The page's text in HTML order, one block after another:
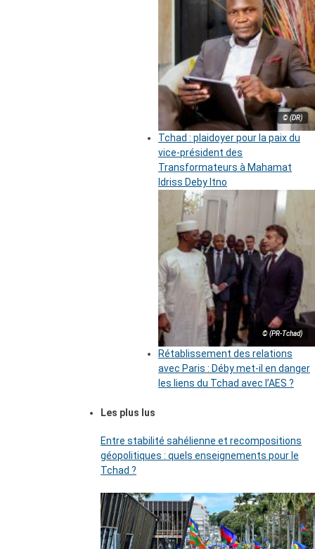
© (DR)
Tchad : plaidoyer pour la paix du
vice-président des
Transformateurs à Mahamat
Idriss Deby Itno
© (PR-Tchad)
Rétablissement des relations
avec Paris : Déby met-il en danger
les liens du Tchad avec l’AES ?
Les plus lus
Entre stabilité sahélienne et recompositions
géopolitiques : quels enseignements pour le
Tchad ?